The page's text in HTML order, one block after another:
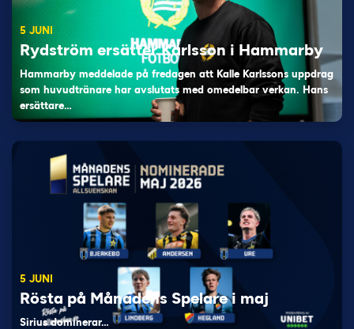
5 JUNI
Rydström ersätter Karlsson i Hammarby
Hammarby meddelade på fredagen att Kalle Karlssons uppdrag
som huvudtränare har avslutats med omedelbar verkan. Hans
ersättare…
5 JUNI
Rösta på Månadens Spelare i maj
Sirius dominerar…